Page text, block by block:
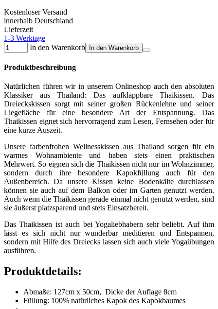
Kostenloser Versand
innerhalb Deutschland
Lieferzeit
1-3 Werktage
In den Warenkorb
In den Warenkorb
Produktbeschreibung
Natürlichen führen wir in unserem Onlineshop auch den absoluten
Klassiker aus Thailand: Das aufklappbare Thaikissen. Das
Dreieckskissen sorgt mit seiner großen Rückenlehne und seiner
Liegefläche für eine besondere Art der Entspannung. Das
Thaikissen eignet sich hervorragend zum Lesen, Fernsehen oder für
eine kurze Auszeit.
Unsere farbenfrohen Wellnesskissen aus Thailand sorgen für ein
warmes Wohnambiente und haben stets einen praktischen
Mehrwert. So eignen sich die Thaikissen nicht nur im Wohnzimmer,
sondern durch ihre besondere Kapokfüllung auch für den
Außenbereich. Da unsere Kissen keine Bodenkälte durchlassen
können sie auch auf dem Balkon oder im Garten genutzt werden.
Auch wenn die Thaikissen gerade einmal nicht genutzt werden, sind
sie äußerst platzsparend und stets Einsatzbereit.
Das Thaikissen ist auch bei Yogaliebhabern sehr beliebt. Auf ihm
lässt es sich nicht nur wunderbar meditieren und Entspannen,
sondern mit Hilfe des Dreiecks lassen sich auch viele Yogaübungen
ausführen.
Produktdetails:
Abmaße: 127cm x 50cm, Dicke der Auflage 8cm
Füllung: 100% natürliches Kapok des Kapokbaumes